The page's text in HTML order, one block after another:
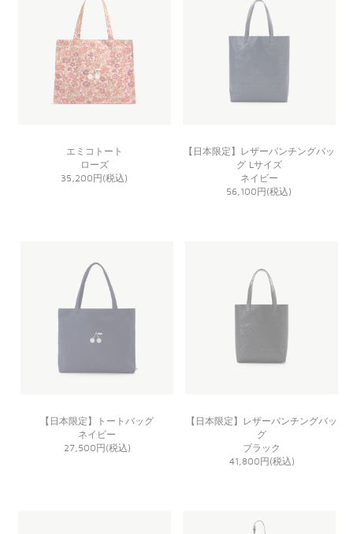
エミコトート
ローズ
35,200円(税込)
【日本限定】レザーパンチングバッ
グ Lサイズ
ネイビー
56,100円(税込)
【日本限定】トートバッグ
ネイビー
27,500円(税込)
【日本限定】レザーパンチングバッ
グ
ブラック
41,800円(税込)